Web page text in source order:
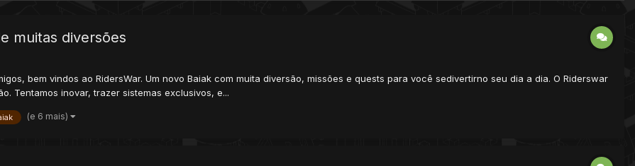
muitas diversões
bem vindos ao RidersWar. Um novo Baiak com muita diversão, missões e quests para você sedivertirno seu dia a dia. O Riderswar
Tentamos inovar, trazer sistemas exclusivos, e...
(e 6 mais)